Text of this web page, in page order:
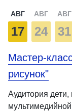
АВГ
17
АВГ
24
АВГ
31
Мастер-
рисунок"
Аудитория